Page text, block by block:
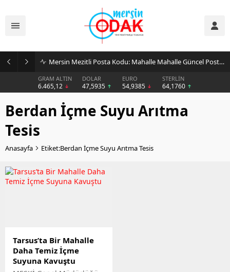
Mersin Mezitli Posta Kodu: Mahalle Mahalle Güncel Posta Kodu Rehberi
GRAM ALTIN
6.465,12
DOLAR
47,5935
EURO
54,9385
STERLİN
64,1760
Berdan İçme Suyu Arıtma
Tesis
Anasayfa Etiket:Berdan İçme Suyu Arıtma Tesis
Tarsus’ta Bir Mahalle
Daha Temiz İçme
Suyuna Kavuştu